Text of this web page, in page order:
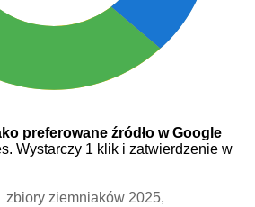
preferowane źródło w Google
Wystarczy 1 klik i zatwierdzenie w
zbiory ziemniaków 2025,